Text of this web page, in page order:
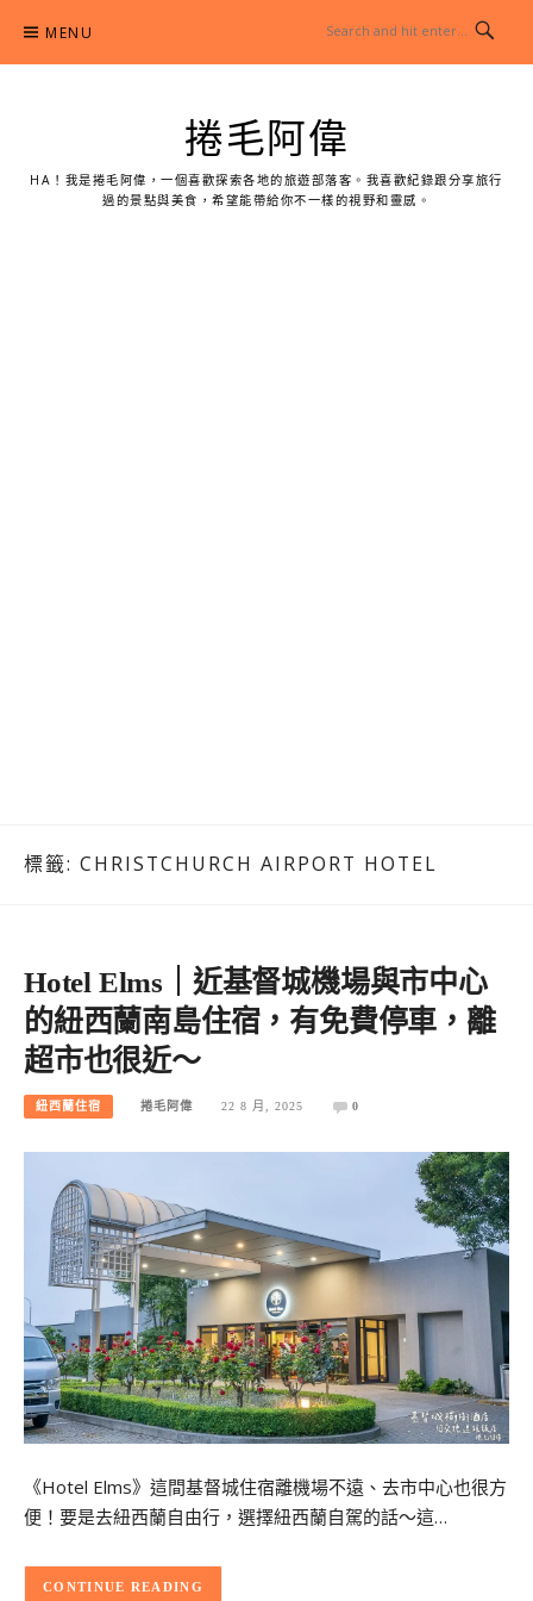
content
MENU
捲毛阿偉
HA！我是捲毛阿偉，一個喜歡探索各地的旅遊部落客。我喜歡紀錄跟分享旅行
過的景點與美食，希望能帶給你不一樣的視野和靈感。
標籤: CHRISTCHURCH AIRPORT HOTEL
Hotel Elms｜近基督城機場與市中心
的紐西蘭南島住宿，有免費停車，離
超市也很近～
紐西蘭住宿 捲毛阿偉 22 8 月, 2025 0
《Hotel Elms》這間基督城住宿離機場不遠、去市中心也很方
便！要是去紐西蘭自由行，選擇紐西蘭自駕的話～這…
CONTINUE READING